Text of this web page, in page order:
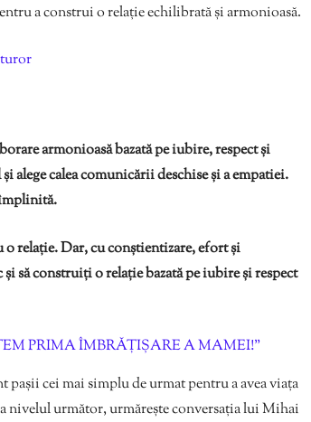
a construi o relație echilibrată și armonioasă.
armonioasă bazată pe iubire, respect și
alege calea comunicării deschise și a empatiei.
relație. Dar, cu conștientizare, efort și
să construiți o relație bazată pe iubire și respect
PRIMA ÎMBRĂȚIȘARE A MAMEI!”
pașii cei mai simplu de urmat pentru a avea viața
nivelul următor, urmărește conversația lui Mihai